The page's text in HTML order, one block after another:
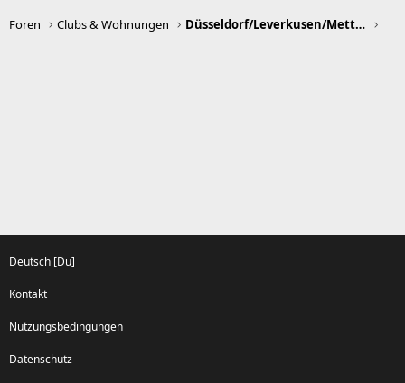
Foren Clubs & Wohnungen Düsseldorf/Leverkusen/Mettmann/Neuss/Ratingen
Deutsch [Du]
Kontakt
Nutzungsbedingungen
Datenschutz